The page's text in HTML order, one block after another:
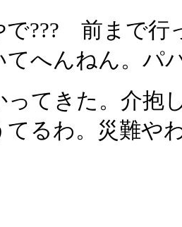
で??? 前まで行
てへんねん。パ
ってきた。介抱
てるわ。災難や